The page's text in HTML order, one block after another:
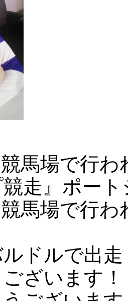
馬場で行
走』ポー
馬場で行
ドルで出走
ざいます！